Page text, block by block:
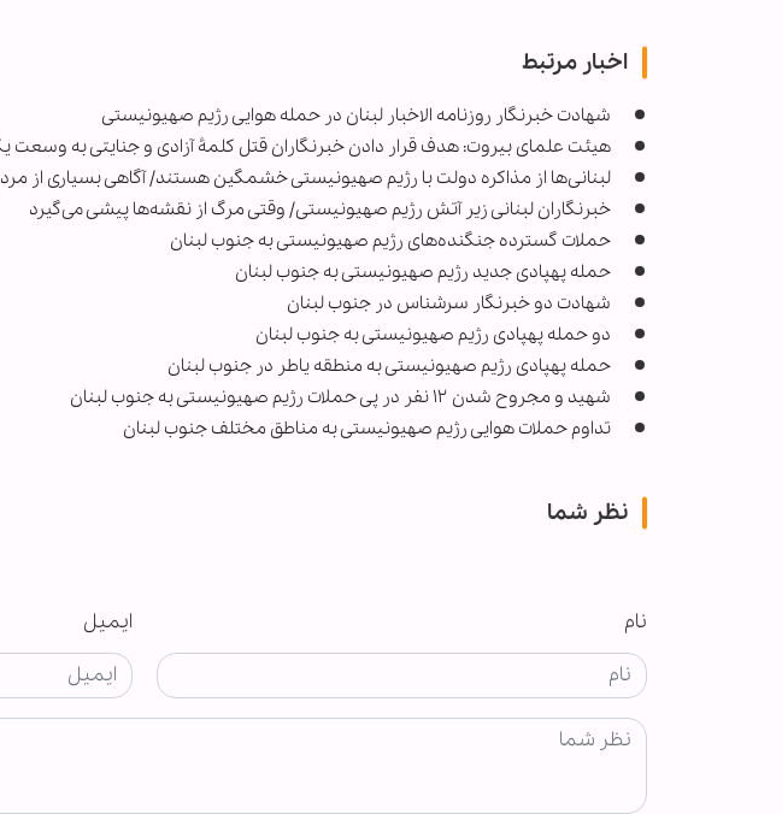
اخبار مرتبط
شهادت خبرنگار روزنامه الاخبار لبنان در حمله هوایی رژیم صهیونیستی
هیئت علمای بیروت: هدف قرار دادن خبرنگاران قتل کلمۀ آزادی و جنایتی به
لبنانی‌ها از مذاکره دولت با رژیم صهیونیستی خشمگین هستند/ آگاهی بسیاری از
خبرنگاران لبنانی زیر آتش رژیم صهیونیستی/ وقتی مرگ از نقشه‌ها پیشی می‌گیرد
حملات گسترده جنگنده‌های رژیم صهیونیستی به جنوب لبنان
حمله پهپادی جدید رژیم صهیونیستی به جنوب لبنان
شهادت دو خبرنگار سرشناس در جنوب لبنان
دو حمله پهپادی رژیم صهیونیستی به جنوب لبنان
حمله پهپادی رژیم صهیونیستی به منطقه یاطر در جنوب لبنان
شهید و مجروح شدن ۱۲ نفر در پی حملات رژیم صهیونیستی به جنوب لبنان
تداوم حملات هوایی رژیم صهیونیستی به مناطق مختلف جنوب لبنان
نظر شما
نام ایمیل